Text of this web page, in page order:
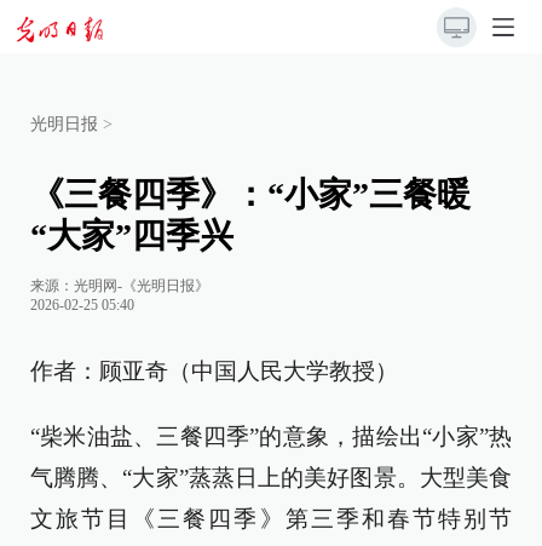
光明日报 >
《三餐四季》：“小家”三餐暖
“大家”四季兴
来源： 光明网-《光明日报》
2026-02-25 05:40
作者：顾亚奇（中国人民大学教授）
“柴米油盐、三餐四季”的意象，描绘出“小家”热
气腾腾、“大家”蒸蒸日上的美好图景。大型美食
文旅节目《三餐四季》第三季和春节特别节